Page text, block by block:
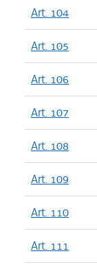
Art. 104
Art. 105
Art. 106
Art. 107
Art. 108
Art. 109
Art. 110
Art. 111